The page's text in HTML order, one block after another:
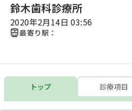
鈴木歯科診療所
2020年2月14日 03:56
最寄り駅：
トップ 診療項目